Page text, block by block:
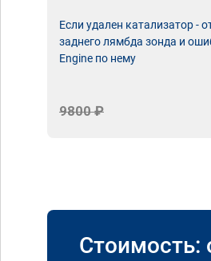
Если удален катализатор -
заднего лямбда зонда и
Engine по нему
9800 ₽
Стоимость: